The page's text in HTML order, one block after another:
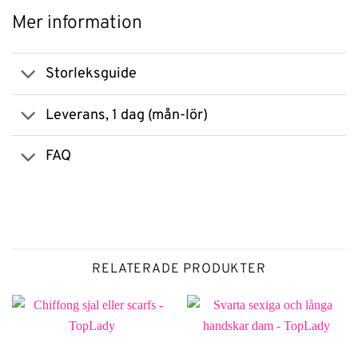
Mer information
Storleksguide
Leverans, 1 dag (mån-lör)
FAQ
RELATERADE PRODUKTER